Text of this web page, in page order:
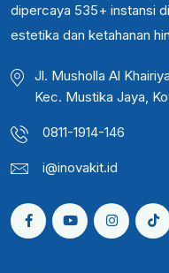
dipercaya 535+ instansi
estetika dan ketahanan
Jl. Musholla Al
Kec. Mustika Jaya,
0811-1914-146
i@inovakit.id